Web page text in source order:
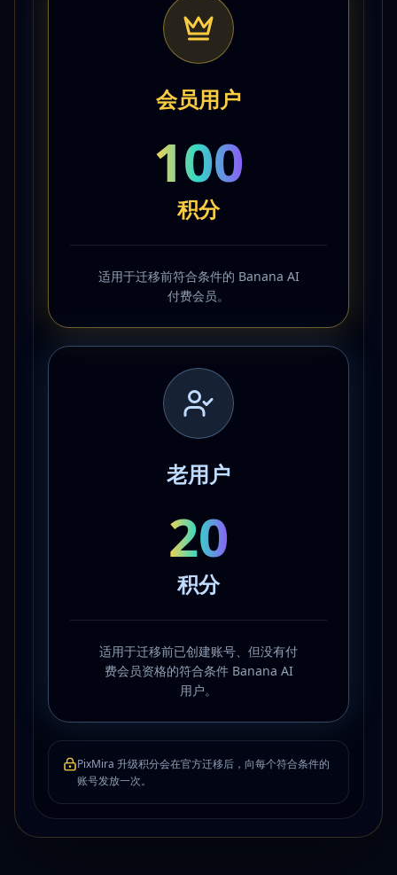
会员用户
100
积分
适用于迁移前符合条件的 Banana AI
付费会员。
老用户
20
积分
适用于迁移前已创建账号、但没有付
费会员资格的符合条件 Banana AI
用户。
PixMira 升级积分会在官方迁移后，向每个符合条件的
账号发放一次。